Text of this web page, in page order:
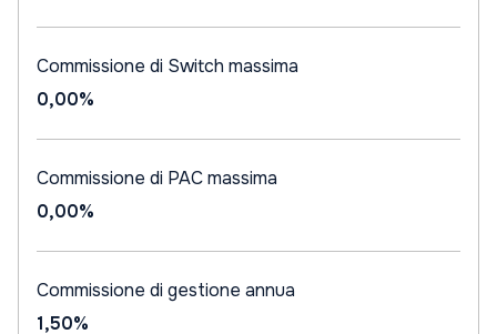
Commissione di Switch massima
0,00%
Commissione di PAC massima
0,00%
Commissione di gestione annua
1,50%